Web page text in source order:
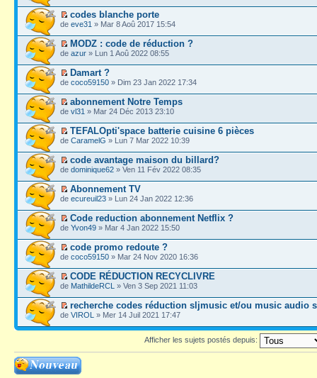
codes blanche porte
de eve31 » Mar 8 Aoû 2017 15:54
MODZ : code de réduction ?
de azur » Lun 1 Aoû 2022 08:55
Damart ?
de coco59150 » Dim 23 Jan 2022 17:34
abonnement Notre Temps
de vl31 » Mar 24 Déc 2013 23:10
TEFALOpti'space batterie cuisine 6 pièces
de CaramelG » Lun 7 Mar 2022 10:39
code avantage maison du billard?
de dominique62 » Ven 11 Fév 2022 08:35
Abonnement TV
de ecureuil23 » Lun 24 Jan 2022 12:36
Code reduction abonnement Netflix ?
de Yvon49 » Mar 4 Jan 2022 15:50
code promo redoute ?
de coco59150 » Mar 24 Nov 2020 16:36
CODE RÉDUCTION RECYCLIVRE
de MathildeRCL » Ven 3 Sep 2021 11:03
recherche codes réduction sljmusic et/ou music audio
de VIROL » Mer 14 Juil 2021 17:47
Afficher les sujets postés depuis:
Ecrire un nouveau
sujet